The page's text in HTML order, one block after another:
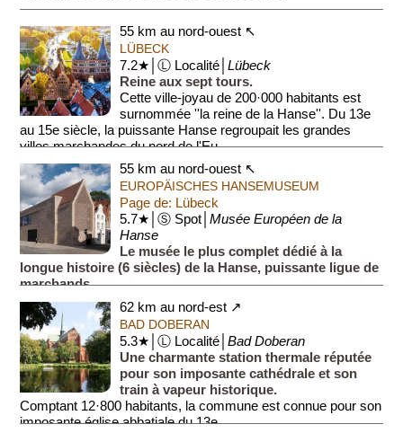
55 km au nord-ouest ↖
LÜBECK
7.2★│Ⓛ Localité│Lübeck
Reine aux sept tours.
Cette ville-joyau de 200·000 habitants est
surnommée ''la reine de la Hanse''. Du 13e
au 15e siècle, la puissante Hanse regroupait les grandes
villes marchandes du nord de l'Eu...
55 km au nord-ouest ↖
EUROPÄISCHES HANSEMUSEUM
Page de: Lübeck
5.7★│Ⓢ Spot│Musée Européen de la
Hanse
Le musée le plus complet dédié à la
longue histoire (6 siècles) de la Hanse, puissante ligue de
marchands.
62 km au nord-est ↗
BAD DOBERAN
5.3★│Ⓛ Localité│Bad Doberan
Une charmante station thermale réputée
pour son imposante cathédrale et son
train à vapeur historique.
Comptant 12·800 habitants, la commune est connue pour son
imposante église abbatiale du 13e...